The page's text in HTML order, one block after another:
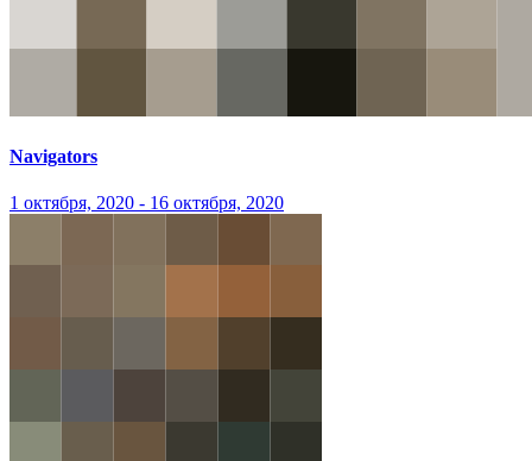
Navigators
1 октября, 2020 - 16 октября, 2020